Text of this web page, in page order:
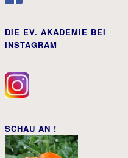
DIE EV. AKADEMIE BEI
INSTAGRAM
SCHAU AN !